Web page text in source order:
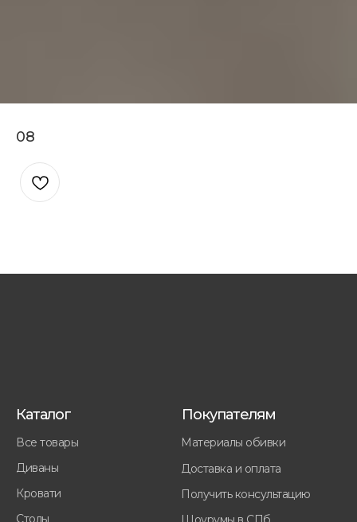
08
Все товары
Диваны
Кровати
Столы
Каталог
Материалы обивки
Доставка и оплата
Получить консультацию
Покупателям